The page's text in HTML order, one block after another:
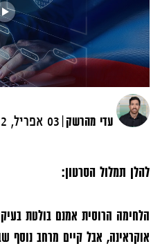
עדי מהרשק|03 אפריל, 2022
להלן תמלול הסרטון:
הלחימה הרוסית אמנם בולטת
אוקראינה, אבל קיים מרחב נוסף